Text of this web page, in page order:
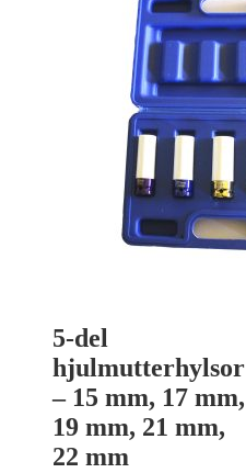
5-del
hjulmutterhylsor
– 15 mm, 17 mm,
19 mm, 21 mm,
22 mm